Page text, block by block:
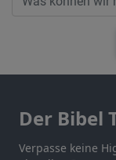
Der Bibel
Verpasse keine